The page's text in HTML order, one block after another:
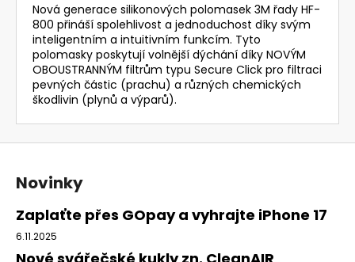
Nová generace silikonových polomasek 3M řady HF-
800 přináší spolehlivost a jednoduchost díky svým
inteligentním a intuitivním funkcím. Tyto
polomasky poskytují volnější dýchání díky NOVÝM
OBOUSTRANNÝM filtrům typu Secure Click pro filtraci
pevných částic (prachu) a různých chemických
škodlivin (plynů a výparů).
Z
Novinky
Zaplaťte přes GOpay a vyhrajte iPhone 17
6.11.2025